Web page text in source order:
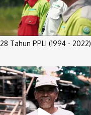
28 Tahun PPLI (1994 - 2022)